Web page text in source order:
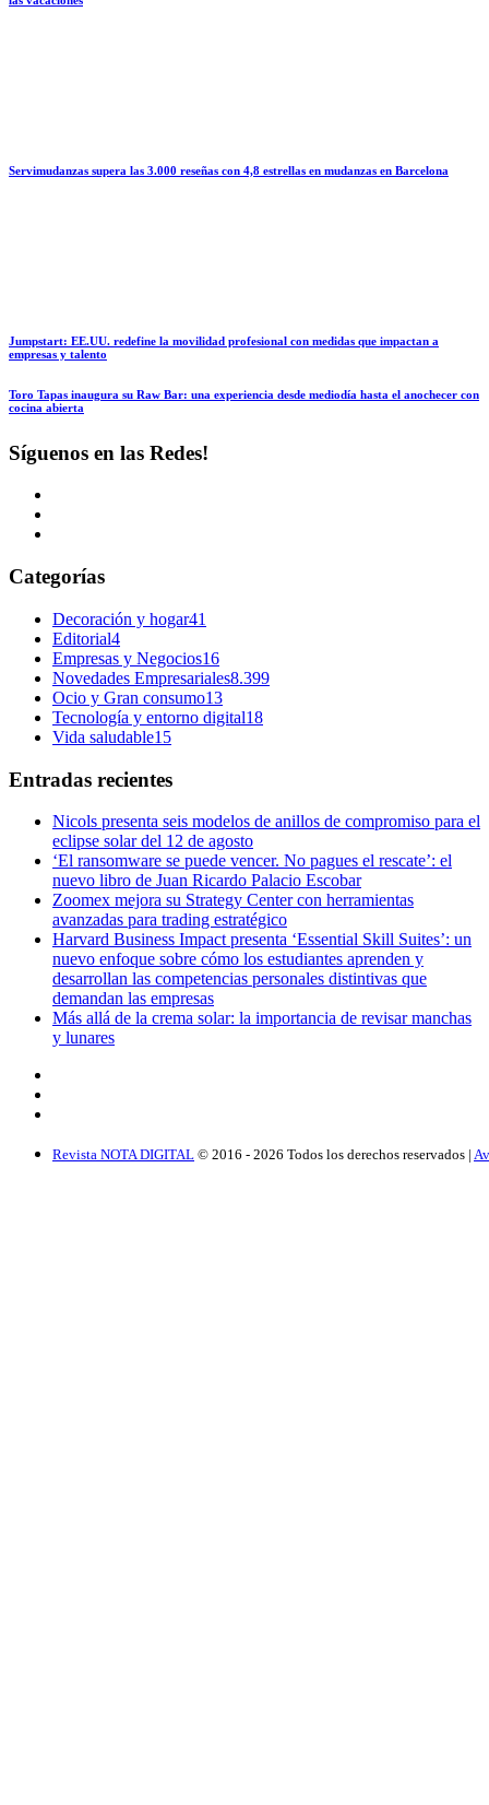
Servimudanzas supera las 3.000 reseñas con 4,8 estrellas en mudanzas en Barcelona
Jumpstart: EE.UU. redefine la movilidad profesional con medidas que impactan a
empresas y talento
Toro Tapas inaugura su Raw Bar: una experiencia desde mediodía hasta el anochecer con
cocina abierta
Síguenos en las Redes!
Categorías
Decoración y hogar41
Editorial4
Empresas y Negocios16
Novedades Empresariales8.399
Ocio y Gran consumo13
Tecnología y entorno digital18
Vida saludable15
Entradas recientes
Nicols presenta seis modelos de anillos de compromiso para el
eclipse solar del 12 de agosto
‘El ransomware se puede vencer. No pagues el rescate’: el
nuevo libro de Juan Ricardo Palacio Escobar
Zoomex mejora su Strategy Center con herramientas
avanzadas para trading estratégico
Harvard Business Impact presenta ‘Essential Skill Suites’: un
nuevo enfoque sobre cómo los estudiantes aprenden y
desarrollan las competencias personales distintivas que
demandan las empresas
Más allá de la crema solar: la importancia de revisar manchas
y lunares
Revista NOTA DIGITAL © 2016 - 2026 Todos los derechos reservados |